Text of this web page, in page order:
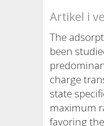
Artikel i
The
been
charge
state
maximum
favoring